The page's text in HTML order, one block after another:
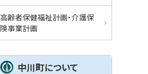
高齢者保健福祉計画・介護保
険事業計画
中川町について